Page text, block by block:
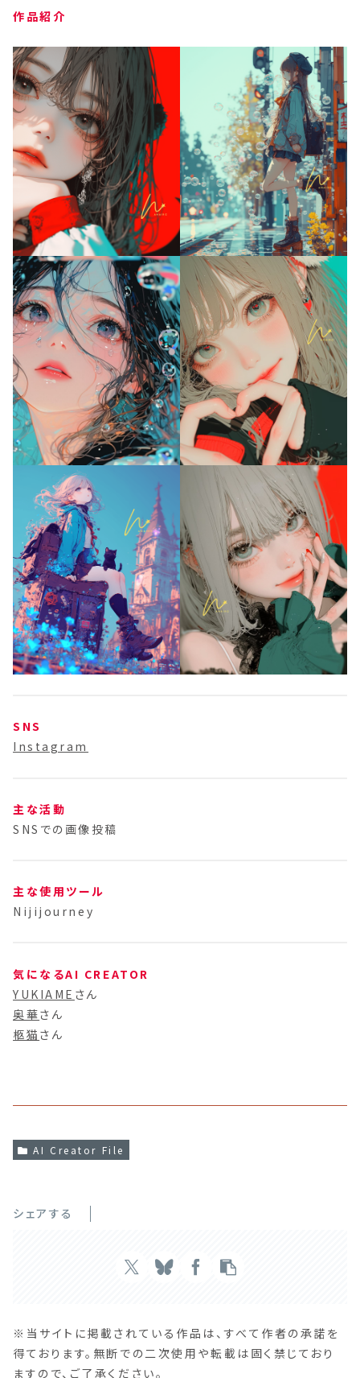
作品紹介
SNS
Instagram
主な活動
SNSでの画像投稿
主な使用ツール
Nijijourney
気になるAI CREATOR
YUKIAME さん
奥華さん
柩猫 さん
AI Creator File
シェアする
※当サイトに掲載されている作品は、すべて作者の承諾を
得ております。無断での二次使用や転載は固く禁じており
ますので、ご了承ください。